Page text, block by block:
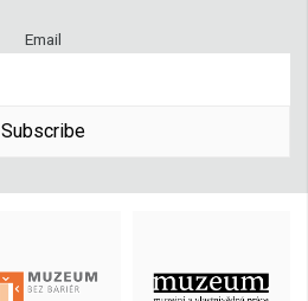
Email
Subscribe